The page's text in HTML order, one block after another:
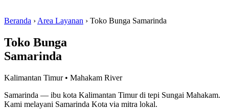
Beranda › Area Layanan › Toko Bunga Samarinda
Toko Bunga
Samarinda
Kalimantan Timur • Mahakam River
Samarinda — ibu kota Kalimantan Timur di tepi Sungai Mahakam.
Kami melayani Samarinda Kota via mitra lokal.